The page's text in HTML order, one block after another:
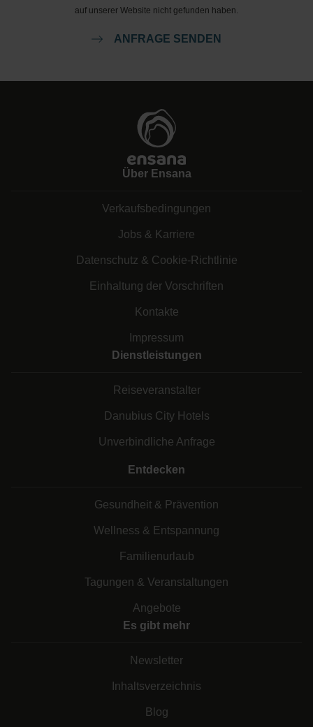
auf unserer Website nicht gefunden haben.
ANFRAGE SENDEN
Über Ensana
Verkaufsbedingungen
Jobs & Karriere
Datenschutz & Cookie-Richtlinie
Einhaltung der Vorschriften
Kontakte
Impressum
Dienstleistungen
Reiseveranstalter
Danubius City Hotels
Unverbindliche Anfrage
Entdecken
Gesundheit & Prävention
Wellness & Entspannung
Familienurlaub
Tagungen & Veranstaltungen
Angebote
Es gibt mehr
Newsletter
Inhaltsverzeichnis
Blog